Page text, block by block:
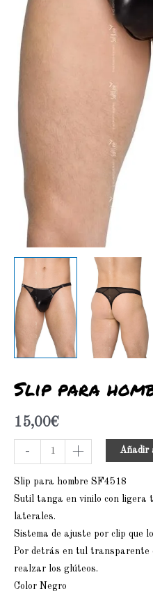
Slip para
15,00€
- + Añadir
Slip para hombre SF4518
Sutil tanga en vinilo con ligera
laterales.
Sistema de ajuste por clip que
Por detrás en tul transparente
realzar los glúteos.
Color Negro